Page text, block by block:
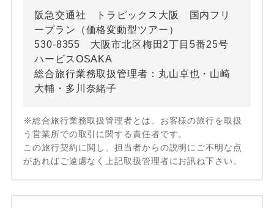
阪急交通社 トラピックス大阪 国内フリ
ープラン（価格変動型ツアー）
530-8355 大阪市北区梅田2丁目5番25号
ハービスOSAKA
総合旅行業務取扱管理者：丸山卓也・山崎
大輔・多川奈緒子
※総合旅行業務取扱管理者とは、お客様の旅行を取扱
う営業所での取引に関する責任者です。
この旅行契約に関し、担当者からの説明にご不明な点
があればご遠慮なく上記取扱管理者にお訊ね下さい。